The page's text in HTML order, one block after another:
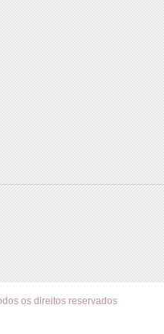
os direitos reservados